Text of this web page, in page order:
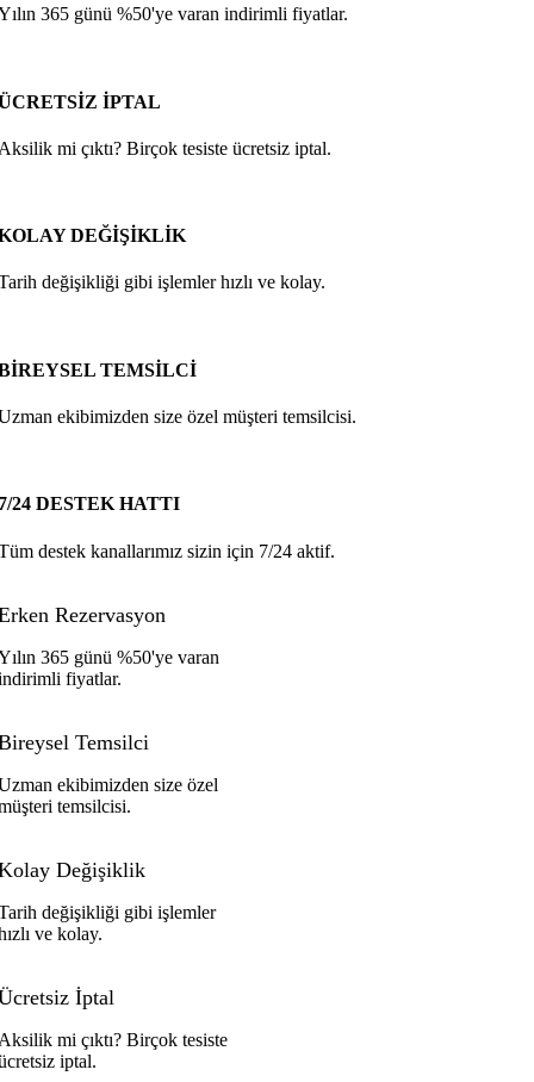
365 günü %50'ye varan indirimli fiyatlar.
İPTAL
mi çıktı? Birçok tesiste ücretsiz iptal.
DEĞİŞİKLİK
değişikliği gibi işlemler hızlı ve kolay.
TEMSİLCİ
ekibimizden size özel müşteri temsilcisi.
24 DESTEK HATTI
destek kanallarımız sizin için 7/24 aktif.
Rezervasyon
365 günü %50'ye varan
fiyatlar.
Temsilci
ekibimizden size özel
temsilcisi.
Değişiklik
değişikliği gibi işlemler
ve kolay.
İptal
mi çıktı? Birçok tesiste
iptal.